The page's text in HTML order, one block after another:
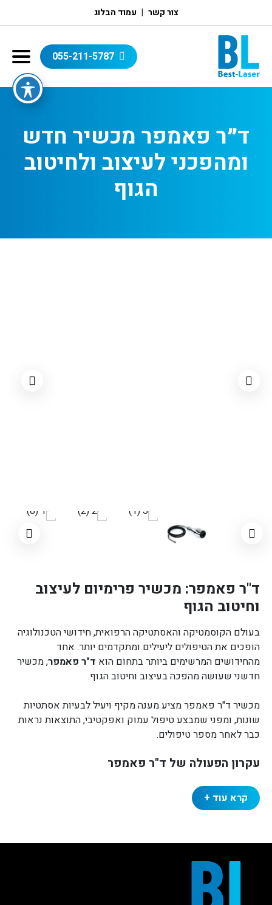
צור קשר עמוד הבלוג
055-211-5787
ד״ר פאמפר מכשיר חדש
ומהפכני לעיצוב ולחיטוב
הגוף
ד"ר פאמפר: מכשיר פרימיום לעיצוב
וחיטוב הגוף
בעולם הקוסמטיקה והאסתטיקה הרפואית, חידושי הטכנולוגיה
הופכים את הטיפולים ליעילים ומתקדמים יותר. אחד
מהחידושים המרשימים ביותר בתחום הוא ד"ר פאמפר, מכשיר
חדשני שעושה מהפכה בעיצוב וחיטוב הגוף.
מכשיר ד"ר פאמפר מציע מענה מקיף ויעיל לבעיות אסתטיות
שונות, ומפני שמבצע טיפול עמוק ואפקטיבי, התוצאות נראות
כבר לאחר מספר טיפולים.
עקרון הפעולה של ד"ר פאמפר
המכשיר פועל בטכנולוגיית
מתקדמת, שמחדירה פולסים בתדר גבוה לעומק הרקמות. הידית
פאמפר משלבחימום אינפרא-אדום, המגביר את זרימת הדם
ומסייע בניקוי רעלים, כמו סאונה מיניאטורית בגוף.
יתרונות מרכזיים של ד"ר פאמפר:
קרא עוד +